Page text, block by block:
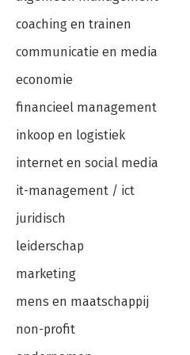
56. Omgaan met relaties
57. Toekomstscenario's versie 1
58. Toekomstscenario's versie 2
60. Overleggen - Onderhandelen -
Slotwoord
Bijlage
360-gradenonderzoek
Leiderschapsvragenlijst voor
Leiderschapsvragenlijst over
Over de auteur
coaching en trainen
communicatie en media
economie
financieel management
inkoop en logistiek
internet en social media
it-management / ict
juridisch
leiderschap
marketing
mens en maatschappij
non-profit